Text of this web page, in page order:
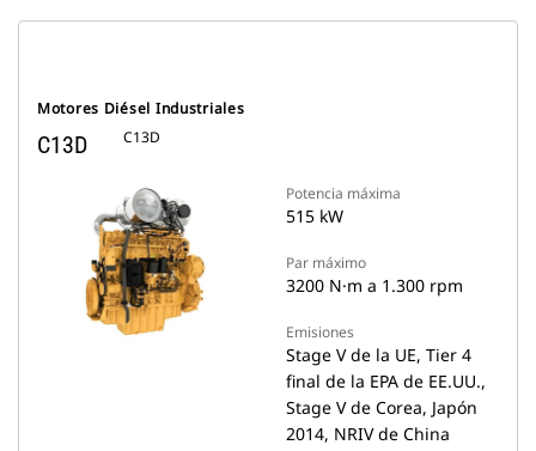
Motores Diésel Industriales
C13D C13D
Potencia máxima
515 kW
Par máximo
3200 N·m a 1.300 rpm
Emisiones
Stage V de la UE, Tier 4
final de la EPA de EE.UU.,
Stage V de Corea, Japón
2014, NRIV de China